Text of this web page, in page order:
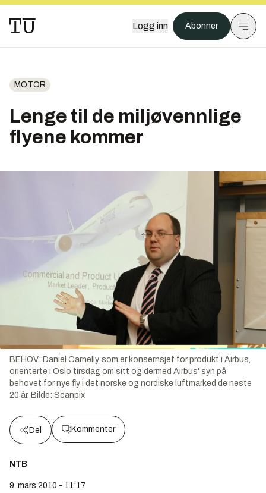
Logg inn Abonner
MOTOR
Lenge til de miljøvennlige
flyene kommer
BEHOV: Daniel Carnelly, som er konsernsjef for produkt i Airbus,
orienterte i Oslo tirsdag om sitt og dermed Airbus' syn på
behovet for nye fly i det norske og nordiske luftmarked de neste
20 år. Bilde: Scanpix
Del Kommenter
NTB
9. mars 2010 - 11:17